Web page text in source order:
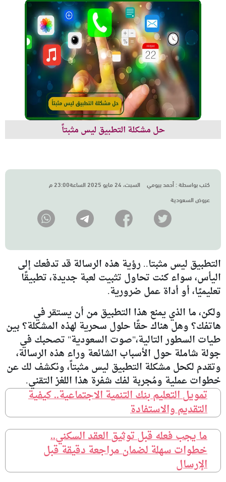
حل مشكلة التطبيق ليس مثبتاً
كتب بواسطة :أحمد بيومي
السبت، 24 مايو 2025 الساعة23:00 م
عروض السعودية
التطبيق ليس مثبتا.. رؤية هذه الرسالة قد تدفعك إلى
اليأس، سواء كنت تحاول تثبيت لعبة جديدة، تطبيقًا
تعليميًا، أو أداة عمل ضرورية.
ولكن، ما الذي يمنع هذا التطبيق من أن يستقر في
هاتفك؟ وهل هناك حقًا حلول سحرية لهذه المشكلة؟ بين
طيات السطور التالية،"صوت السعودية" تصحبك في
جولة شاملة حول الأسباب الشائعة وراء هذه الرسالة،
وتقدم لكحل مشكلة التطبيق ليس مثبتاً، ونكشف لك عن
خطوات عملية ومُجربة لفك شفرة هذا اللغز التقني.
تمويل التعليم بنك التنمية الاجتماعية.. كيفية
التقديم والاستفادة
ما يجب فعله قبل توثيق العقد السكني..
خطوات سهلة لضمان مراجعة دقيقة قبل
الإرسال